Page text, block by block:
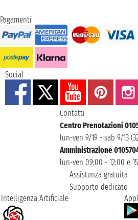
Pagamenti
Social
Contatti
Centro Prenotazioni
lun-ven 9/19 - sab 9/13
Amministrazione
lun-ven 09:00 - 12:00 e
Assistenza gratuita
Supporto dedicato
Intelligenza Artificiale